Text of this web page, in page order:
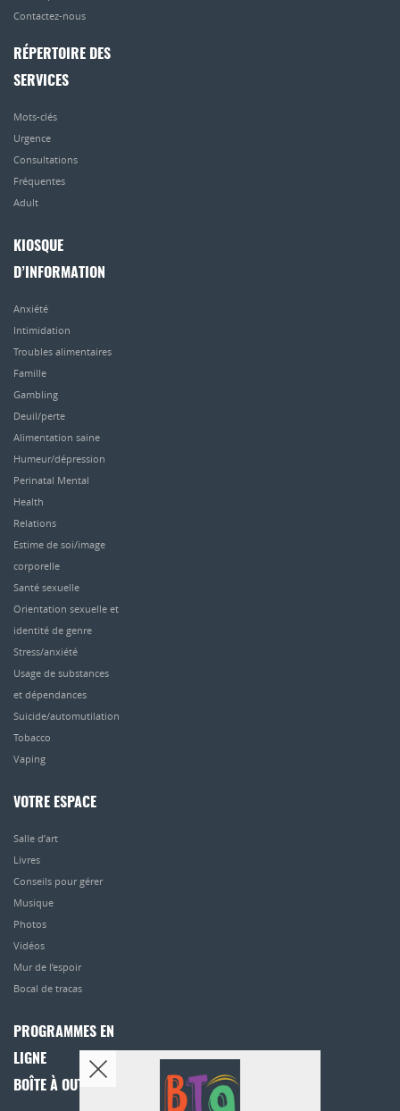
Contactez-nous
RÉPERTOIRE DES
SERVICES
Mots-clés
Urgence
Consultations
Fréquentes
Adult
KIOSQUE
D’INFORMATION
Anxiété
Intimidation
Troubles alimentaires
Famille
Gambling
Deuil/perte
Alimentation saine
Humeur/dépression
Perinatal Mental
Health
Relations
Estime de soi/image
corporelle
Santé sexuelle
Orientation sexuelle et
identité de genre
Stress/anxiété
Usage de substances
et dépendances
Suicide/automutilation
Tobacco
Vaping
VOTRE ESPACE
Salle d’art
Livres
Conseils pour gérer
Musique
Photos
Vidéos
Mur de l’espoir
Bocal de tracas
PROGRAMMES EN
LIGNE
BOÎTE À OUTILS